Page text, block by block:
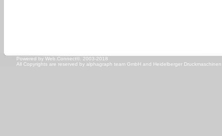
Powered by Web.Connect©. 2003-2018
All Copyrights are reserved by alphagraph team GmbH and Heidelberger